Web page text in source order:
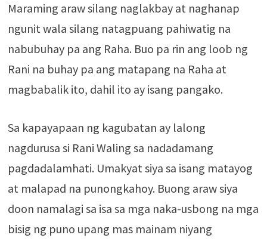
Maraming araw silang naglakbay at naghanap
ngunit wala silang natagpuang pahiwatig na
nabubuhay pa ang Raha. Buo pa rin ang loob ng
Rani na buhay pa ang matapang na Raha at
magbabalik ito, dahil ito ay isang pangako.
Sa kapayapaan ng kagubatan ay lalong
nagdurusa si Rani Waling sa nadadamang
pagdadalamhati. Umakyat siya sa isang matayog
at malapad na punongkahoy. Buong araw siya
doon namalagi sa isa sa mga naka-usbong na mga
bisig ng puno upang mas mainam niyang